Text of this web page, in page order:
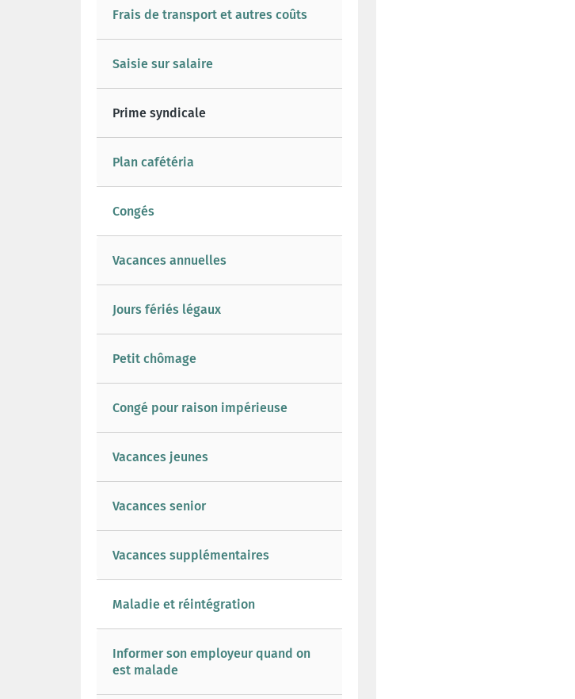
Frais de transport et autres coûts
Saisie sur salaire
Prime syndicale
Plan cafétéria
Congés
Vacances annuelles
Jours fériés légaux
Petit chômage
Congé pour raison impérieuse
Vacances jeunes
Vacances senior
Vacances supplémentaires
Maladie et réintégration
Informer son employeur quand on
est malade